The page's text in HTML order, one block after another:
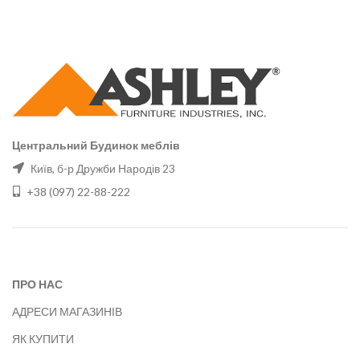
Центральний Будинок меблів
Київ, б-р Дружби Народів 23
+38 (097) 22-88-222
ПРО НАС
АДРЕСИ МАГАЗИНІВ
ЯК КУПИТИ